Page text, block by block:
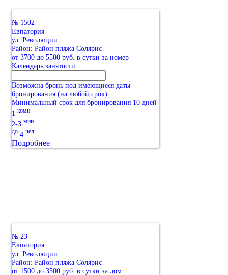
№ 1502
Евпатория
ул. Революции
Район: Район пляжа Солярис
от 3700 до 5500 руб. в сутки за номер
Календарь занятости
Возможна бронь под имеющиеся даты
бронирования (на любой срок)
Минимальный срок для бронирования 10 дней
1 комн
2-3 мин
до 4 чел
Подробнее
№ 23
Евпатория
ул. Революции
Район: Район пляжа Солярис
от 1500 до 3500 руб. в сутки за дом